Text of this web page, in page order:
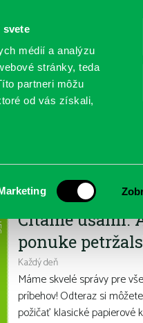
svete
médií a analýzu
stránky, teda
partneri môžu
od vás získali,
O KNIŽNICI
Čítame ušami.
ponuke
Každý deň
Máme skvelé správy pre
príbehov! Odteraz si
požičať klasické papierové